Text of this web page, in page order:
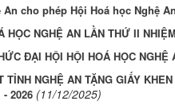
An cho phép Hội Hoá học Nghệ
HỌC NGHỆ AN LẦN THỨ II
ĐẠI HỘI HỘI HOÁ HỌC NGHỆ
NGHỆ AN TẶNG GIẤY
- 2026 (11/12/2025)